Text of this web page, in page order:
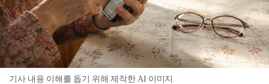
기사 내용 이해를 돕기 위해 제작한 AI 이미지